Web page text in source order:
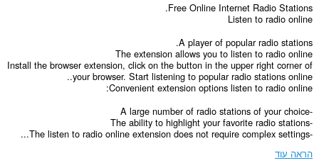
Free Online Internet Radio Stations.
Listen to radio online
A player of popular radio stations.
The extension allows you to listen to radio online
Install the browser extension, click on the button in the upper right corner of
your browser. Start listening to popular radio stations online..
Convenient extension options listen to radio online:
-A large number of radio stations of your choice
-The ability to highlight your favorite radio stations
-The listen to radio online extension does not require complex settings...
הראה עוד